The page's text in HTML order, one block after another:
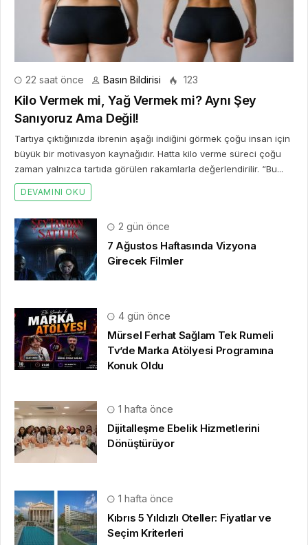
22 saat önce Basın Bildirisi 123
Kilo Vermek mi, Yağ Vermek mi? Aynı Şey
Sanıyoruz Ama Değil!
Tartıya çıktığınızda ibrenin aşağı indiğini görmek çoğu insan için
büyük bir motivasyon kaynağıdır. Hatta kilo verme süreci çoğu
zaman yalnızca tartıda görülen rakamlarla değerlendirilir. “Bu...
DEVAMINI OKU
2 gün önce
7 Ağustos Haftasında Vizyona
Girecek Filmler
4 gün önce
Mürsel Ferhat Sağlam Tek Rumeli
Tv’de Marka Atölyesi Programına
Konuk Oldu
1 hafta önce
Dijitalleşme Ebelik Hizmetlerini
Dönüştürüyor
1 hafta önce
Kıbrıs 5 Yıldızlı Oteller: Fiyatlar ve
Seçim Kriterleri